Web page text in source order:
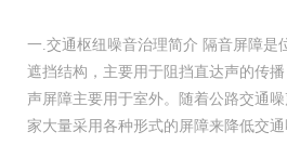
一.交通枢纽噪音治理简介 隔音屏障是
遮挡结构，主要用于阻挡直达声的传
声屏障主要用于室外。随着公路交通
家大量采用各种形式的屏障来降低交通